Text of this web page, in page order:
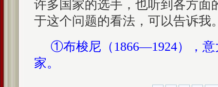
许多国家的选手，也听到各方面
于这个问题的看法，可以告诉我
①布梭尼（1866—1924），意
家。